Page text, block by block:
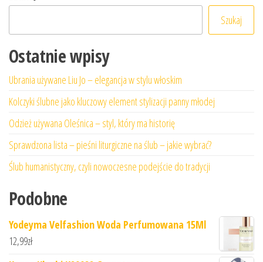
Szukaj
Ostatnie wpisy
Ubrania używane Liu Jo – elegancja w stylu włoskim
Kolczyki ślubne jako kluczowy element stylizacji panny młodej
Odzież używana Oleśnica – styl, który ma historię
Sprawdzona lista – pieśni liturgiczne na ślub – jakie wybrać?
Ślub humanistyczny, czyli nowoczesne podejście do tradycji
Podobne
Yodeyma Velfashion Woda Perfumowana 15Ml
12,99zł